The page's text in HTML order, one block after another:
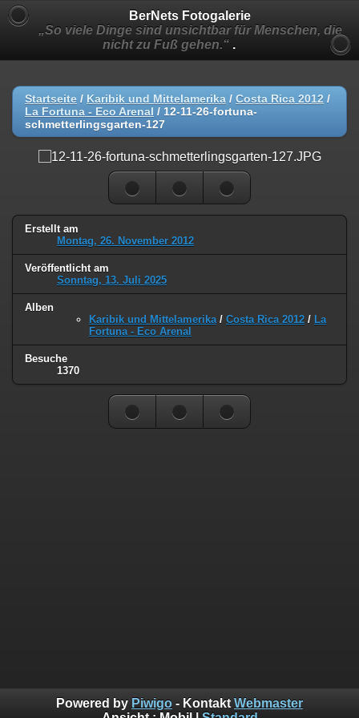
BerNets Fotogalerie
„So viele Dinge sind unsichtbar für Menschen, die
nicht zu Fuß gehen.“ .
Startseite / Karibik und Mittelamerika / Costa Rica 2012 /
La Fortuna - Eco Arenal / 12-11-26-fortuna-
schmetterlingsgarten-127
Erstellt am
Montag, 26. November 2012
Veröffentlicht am
Sonntag, 13. Juli 2025
Alben
Karibik und Mittelamerika / Costa Rica 2012 / La
Fortuna - Eco Arenal
Besuche
1370
Powered by Piwigo - Kontakt Webmaster